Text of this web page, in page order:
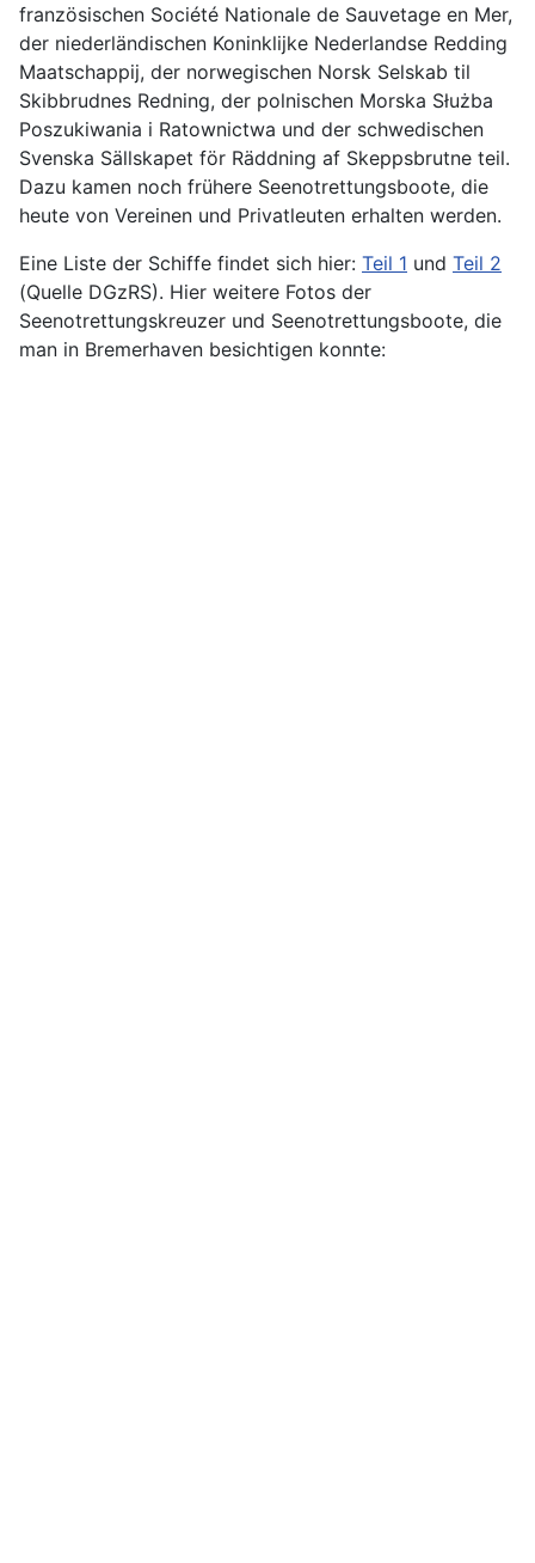
französischen Société Nationale de Sauvetage en Mer,
der niederländischen Koninklijke Nederlandse Redding
Maatschappij, der norwegischen Norsk Selskab til
Skibbrudnes Redning, der polnischen Morska Służba
Poszukiwania i Ratownictwa und der schwedischen
Svenska Sällskapet för Räddning af Skeppsbrutne teil.
Dazu kamen noch frühere Seenotrettungsboote, die
heute von Vereinen und Privatleuten erhalten werden.
Eine Liste der Schiffe findet sich hier: Teil 1 und Teil 2
(Quelle DGzRS). Hier weitere Fotos der
Seenotrettungskreuzer und Seenotrettungsboote, die
man in Bremerhaven besichtigen konnte: